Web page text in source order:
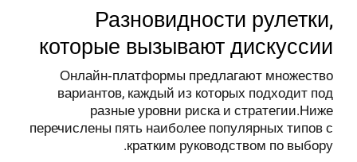
Разновидности рулетки,
которые вызывают дискуссии
Онлайн‑платформы предлагают множество
вариантов, каждый из которых подходит под
разные уровни риска и стратегии.Ниже
перечислены пять наиболее популярных типов с
кратким руководством по выбору.